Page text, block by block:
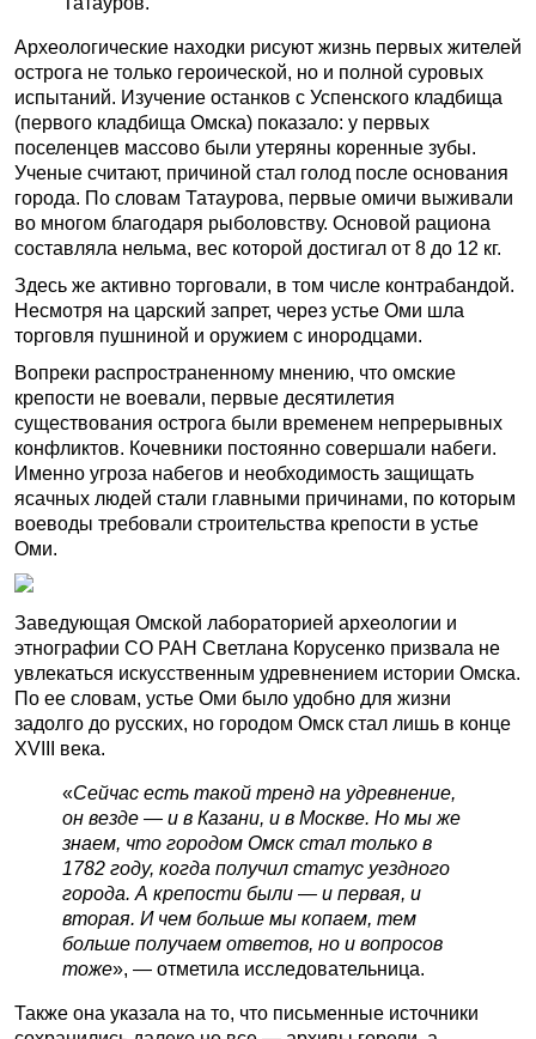
Археологические находки рисуют жизнь первых жителей
острога не только героической, но и полной суровых
испытаний. Изучение останков с Успенского кладбища
(первого кладбища Омска) показало: у первых
поселенцев массово были утеряны коренные зубы.
Ученые считают, причиной стал голод после основания
города. По словам Татаурова, первые омичи выживали
во многом благодаря рыболовству. Основой рациона
составляла нельма, вес которой достигал от 8 до 12 кг.
Здесь же активно торговали, в том числе контрабандой.
Несмотря на царский запрет, через устье Оми шла
торговля пушниной и оружием с инородцами.
Вопреки распространенному мнению, что омские
крепости не воевали, первые десятилетия
существования острога были временем непрерывных
конфликтов. Кочевники постоянно совершали набеги.
Именно угроза набегов и необходимость защищать
ясачных людей стали главными причинами, по которым
воеводы требовали строительства крепости в устье
Оми.
Заведующая Омской лабораторией археологии и
этнографии СО РАН Светлана Корусенко призвала не
увлекаться искусственным удревнением истории Омска.
По ее словам, устье Оми было удобно для жизни
задолго до русских, но городом Омск стал лишь в конце
XVIII века.
«Сейчас есть такой тренд на удревнение,
он везде — и в Казани, и в Москве. Но мы же
знаем, что городом Омск стал только в
1782 году, когда получил статус уездного
города. А крепости были — и первая, и
вторая. И чем больше мы копаем, тем
больше получаем ответов, но и вопросов
тоже», — отметила исследовательница.
Также она указала на то, что письменные источники